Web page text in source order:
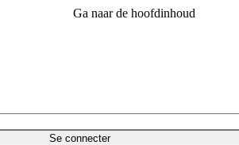
Ga naar de hoofdinhoud
Se connecter